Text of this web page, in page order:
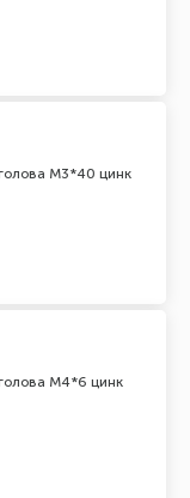
М3*40 цинк
М4*6 цинк